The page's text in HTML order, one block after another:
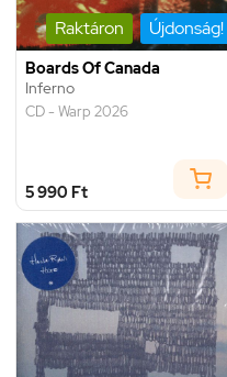
Raktáron Újdonság!
Boards Of Canada
Inferno
CD - Warp 2026
5 990 Ft